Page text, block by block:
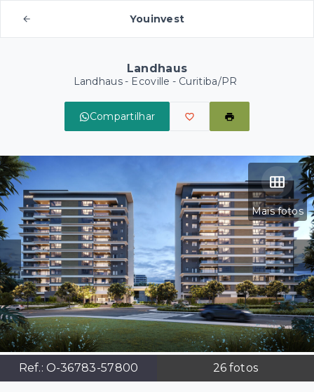
Youinvest
Landhaus
Landhaus - Ecoville - Curitiba/PR
Compartilhar
Mais fotos
Ref.: O-36783-57800 26 fotos